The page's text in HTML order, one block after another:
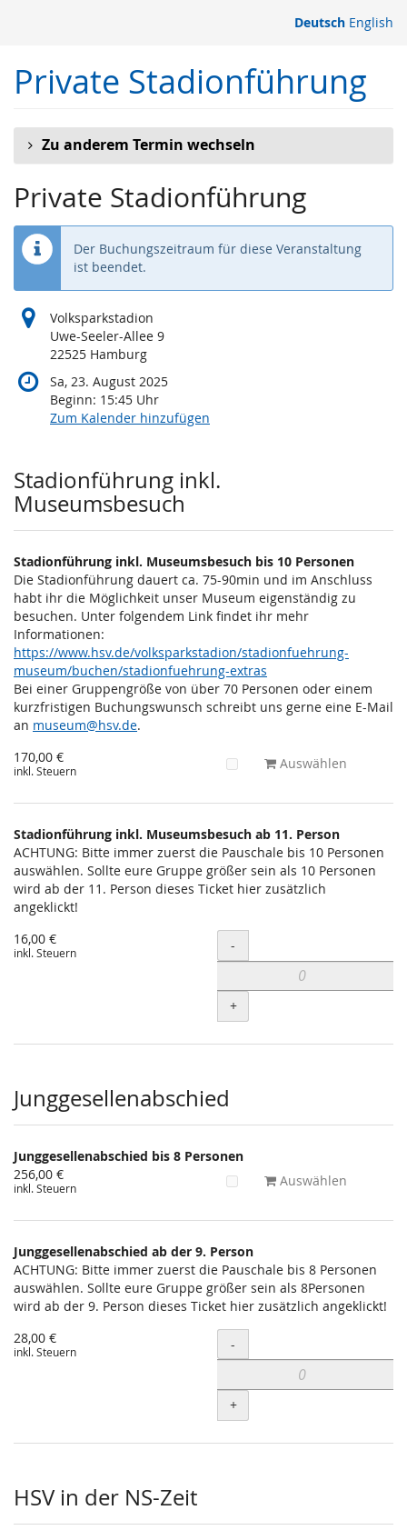
springen
Deutsch English
Private Stadionführung
Zu anderem Termin wechseln
Private Stadionführung
Der Buchungszeitraum für diese Veranstaltung
ist beendet.
Volksparkstadion
Uwe-Seeler-Allee 9
22525 Hamburg
Sa, 23. August 2025
Beginn: 15:45 Uhr
Zum Kalender hinzufügen
Produkte
Stadionführung inkl.
Museumsbesuch
Stadionführung inkl. Museumsbesuch bis 10 Personen
Die Stadionführung dauert ca. 75-90min und im Anschluss
habt ihr die Möglichkeit unser Museum eigenständig zu
besuchen. Unter folgendem Link findet ihr mehr
Informationen:
https://www.hsv.de/volksparkstadion/stadionfuehrung-
museum/buchen/stadionfuehrung-extras
Bei einer Gruppengröße von über 70 Personen oder einem
kurzfristigen Buchungswunsch schreibt uns gerne eine E-Mail
an museum@hsv.de.
170,00 €
inkl. Steuern Auswählen
Stadionführung inkl. Museumsbesuch ab 11. Person
ACHTUNG: Bitte immer zuerst die Pauschale bis 10 Personen
auswählen. Sollte eure Gruppe größer sein als 10 Personen
wird ab der 11. Person dieses Ticket hier zusätzlich
angeklickt!
16,00 €
inkl. Steuern Menge
-
+
Junggesellenabschied
Junggesellenabschied bis 8 Personen
256,00 €
inkl. Steuern Auswählen
Junggesellenabschied ab der 9. Person
ACHTUNG: Bitte immer zuerst die Pauschale bis 8 Personen
auswählen. Sollte eure Gruppe größer sein als 8Personen
wird ab der 9. Person dieses Ticket hier zusätzlich angeklickt!
28,00 €
inkl. Steuern Menge
-
+
HSV in der NS-Zeit